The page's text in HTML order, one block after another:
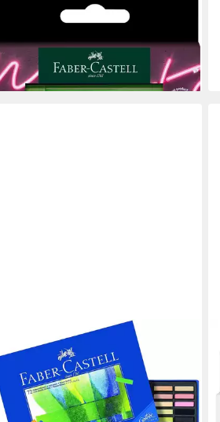
Marker Faber Castell Textmarker TL
46 1-5 mm Neon 4er
5,77 €
lieferbar - in 4-5 Werktagen bei dir